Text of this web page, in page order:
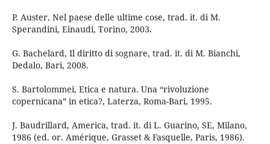
P. Auster, Nel paese delle ultime cose, trad. it. di M.
Sperandini, Einaudi, Torino, 2003.
G. Bachelard, Il diritto di sognare, trad. it. di M. Bianchi,
Dedalo, Bari, 2008.
S. Bartolommei, Etica e natura. Una “rivoluzione
copernicana” in etica?, Laterza, Roma-Bari, 1995.
J. Baudrillard, America, trad. it. di L. Guarino, SE, Milano,
1986 (ed. or. Amérique, Grasset & Fasquelle, Paris, 1986).